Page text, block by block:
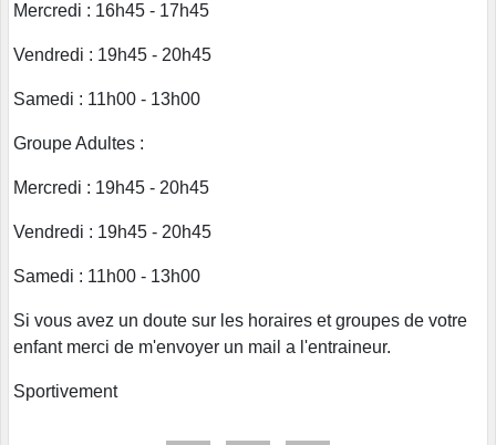
Mercredi : 16h45 - 17h45
Vendredi : 19h45 - 20h45
Samedi : 11h00 - 13h00
Groupe Adultes :
Mercredi : 19h45 - 20h45
Vendredi : 19h45 - 20h45
Samedi : 11h00 - 13h00
Si vous avez un doute sur les horaires et groupes de votre
enfant merci de m'envoyer un mail a l'entraineur.
Sportivement